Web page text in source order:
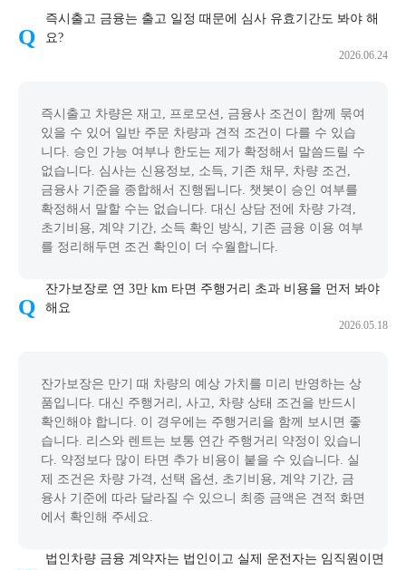
즉시출고 금융는 출고 일정 때문에 심사 유효기간도 봐야 해
요?
2026.06.24
즉시출고 차량은 재고, 프로모션, 금융사 조건이 함께 묶여
있을 수 있어 일반 주문 차량과 견적 조건이 다를 수 있습
니다. 승인 가능 여부나 한도는 제가 확정해서 말씀드릴 수
없습니다. 심사는 신용정보, 소득, 기존 채무, 차량 조건,
금융사 기준을 종합해서 진행됩니다. 챗봇이 승인 여부를
확정해서 말할 수는 없습니다. 대신 상담 전에 차량 가격,
초기비용, 계약 기간, 소득 확인 방식, 기존 금융 이용 여부
를 정리해두면 조건 확인이 더 수월합니다.
잔가보장로 연 3만 km 타면 주행거리 초과 비용을 먼저 봐야
해요
2026.05.18
잔가보장은 만기 때 차량의 예상 가치를 미리 반영하는 상
품입니다. 대신 주행거리, 사고, 차량 상태 조건을 반드시
확인해야 합니다. 이 경우에는 주행거리을 함께 보시면 좋
습니다. 리스와 렌트는 보통 연간 주행거리 약정이 있습니
다. 약정보다 많이 타면 추가 비용이 붙을 수 있습니다. 실
제 조건은 차량 가격, 선택 옵션, 초기비용, 계약 기간, 금
융사 기준에 따라 달라질 수 있으니 최종 금액은 견적 화면
에서 확인해 주세요.
법인차량 금융 계약자는 법인이고 실제 운전자는 임직원이면